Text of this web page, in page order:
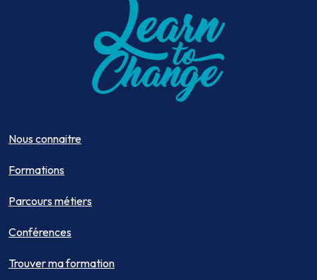
Nous connaitre
Formations
Parcours métiers
Conférences
Trouver ma formation